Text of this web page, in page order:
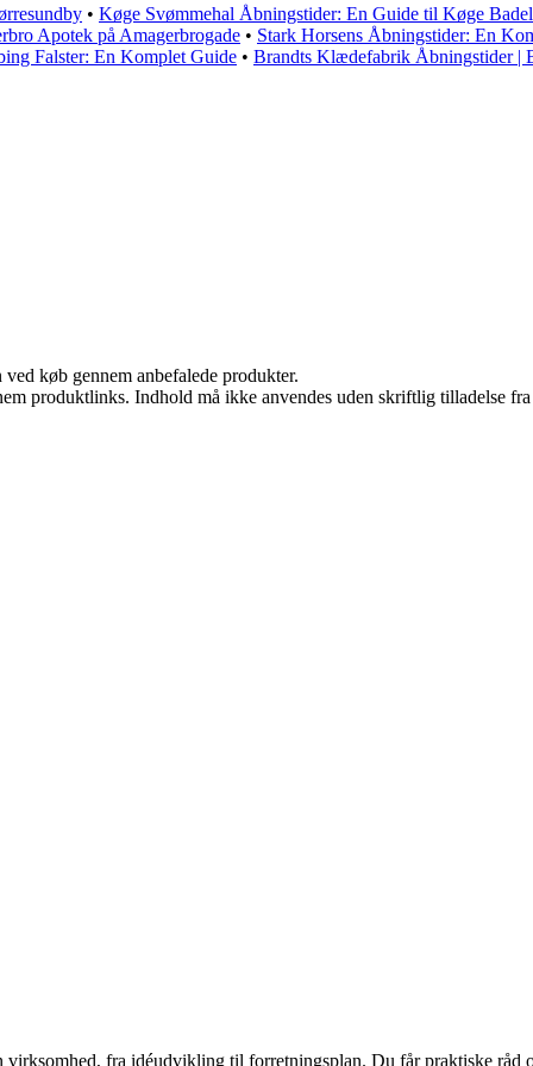
• Køge Svømmehal Åbningstider: En Guide til Køge
Apotek på Amagerbrogade • Stark Horsens Åbningstider: En
Falster: En Komplet Guide • Brandts Klædefabrik Åbningstider |
køb gennem anbefalede produkter.
produktlinks. Indhold må ikke anvendes uden skriftlig tilladelse fra
virksomhed, fra idéudvikling til forretningsplan. Du får praktiske